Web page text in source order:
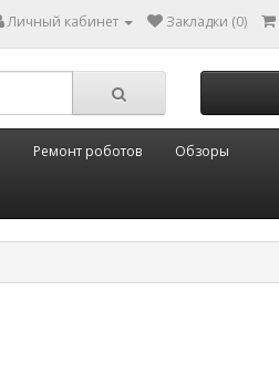
Личный кабинет Закладки (0)
Ремонт роботов Обзоры